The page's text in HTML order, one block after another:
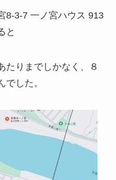
8-3-7 一ノ宮ハウス 913
と
たりまでしかなく、８
した。